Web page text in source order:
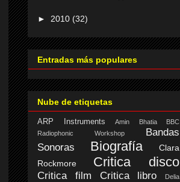
► 2010 (32)
Entradas más populares
Nube de etiquetas
ARP Instruments Amin Bhatia
BBC
Radiophonic Workshop
Bandas
Sonoras
Biografía
Clara
Rockmore
Critica disco
Critica film Critica libro
Delia